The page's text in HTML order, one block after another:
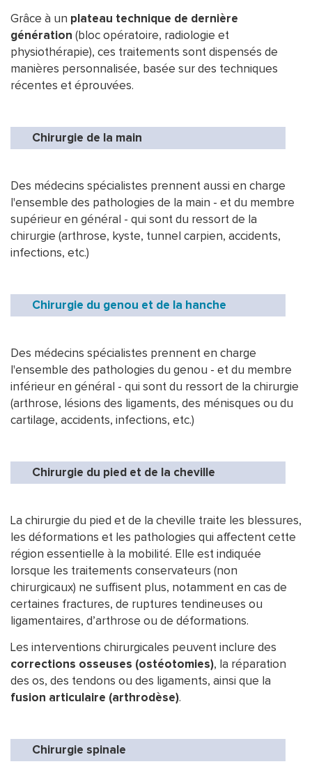
Grâce à un plateau technique de dernière
génération (bloc opératoire, radiologie et
physiothérapie), ces traitements sont dispensés de
manières personnalisée, basée sur des techniques
récentes et éprouvées.
Chirurgie de la main
Des médecins spécialistes prennent aussi en charge
l'ensemble des pathologies de la main - et du membre
supérieur en général - qui sont du ressort de la
chirurgie (arthrose, kyste, tunnel carpien, accidents,
infections, etc.)
Chirurgie du genou et de la hanche
Des médecins spécialistes prennent en charge
l'ensemble des pathologies du genou - et du membre
inférieur en général - qui sont du ressort de la chirurgie
(arthrose, lésions des ligaments, des ménisques ou du
cartilage, accidents, infections, etc.)
Chirurgie du pied et de la cheville
La chirurgie du pied et de la cheville traite les blessures,
les déformations et les pathologies qui affectent cette
région essentielle à la mobilité. Elle est indiquée
lorsque les traitements conservateurs (non
chirurgicaux) ne suffisent plus, notamment en cas de
certaines fractures, de ruptures tendineuses ou
ligamentaires, d’arthrose ou de déformations.
Les interventions chirurgicales peuvent inclure des
corrections osseuses (ostéotomies), la réparation
des os, des tendons ou des ligaments, ainsi que la
fusion articulaire (arthrodèse).
Chirurgie spinale